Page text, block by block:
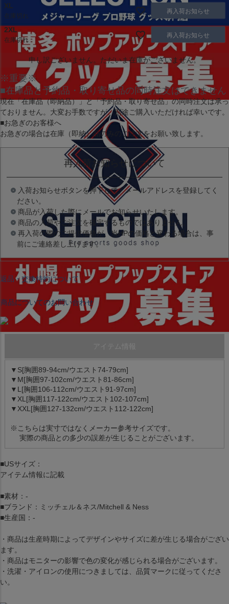
XL
在庫切れ
再入荷お知らせ
2XL
在庫切れ
再入荷お知らせ
申し訳ございません。ただいま在庫がございません。
※重要※
■在庫品と予約品・取り寄せ品の同時注文はできません
現在「在庫品（即納品）」と「予約品・取り寄せ品」の同時注文は承っ
ておりません。大変お手数ですが、別途ご購入いただければ幸いです。
■お急ぎのお客様へ
お急ぎの場合は在庫（即納）品のみのご注文をお願い致します。
再入荷お知らせについて
入荷お知らせボタンを押下して、メールアドレスを登録してく
ださい。
商品が入荷した際にメールでお知らせいたします。
商品の入荷やご注文を確定するものではありません。
再入荷の際のご提供価格が、当HPの価格と変わる場合は、事
前にご連絡差し上げます。
返品・交換特約について
商品についてのお問い合わせ
アイテム情報
▼S[胸囲89-94cm/ウエスト74-79cm]
▼M[胸囲97-102cm/ウエスト81-86cm]
▼L[胸囲106-112cm/ウエスト91-97cm]
▼XL[胸囲117-122cm/ウエスト102-107cm]
▼XXL[胸囲127-132cm/ウエスト112-122cm]
※こちらは実寸ではなくメーカー参考サイズです。
実際の商品との多少の誤差が生じることがございます。
■USサイズ：
アイテム情報に記載
■素材：-
■ブランド：ミッチェル＆ネス/Mitchell & Ness
■生産国：-
・商品は生産時期によってデザインやサイズに差が生じる場合がござい
ます。
・商品はモニターの影響で色の変化が感じられる場合がございます。
・洗濯・アイロンの使用につきましては、品質マークに従ってくださ
い。